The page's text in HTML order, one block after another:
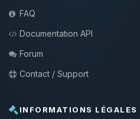
FAQ
Documentation API
Forum
Contact / Support
INFORMATIONS LÉGALES